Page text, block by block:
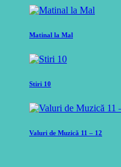
Matinal la Mal
Stiri 10
Valuri de Muzică 11 – 12